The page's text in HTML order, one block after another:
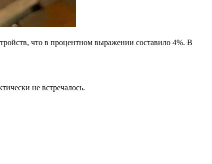
что в процентном выражении составило 4%. В
не встречалось.